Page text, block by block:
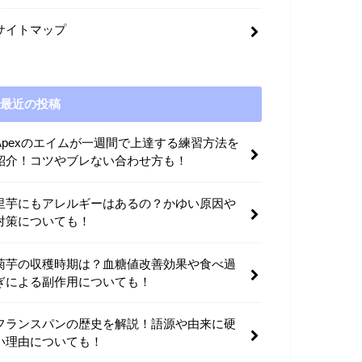
イトマップ
最近の投稿
のエイムが一週間で上達する練習方法を
介！コツやブレない合わせ方も！
芋にもアレルギーはあるの？かゆい原因や
策についても！
芋の収穫時期は？血糖値改善効果や食べ過
による副作用についても！
ランスパンの歴史を解説！語源や由来に硬
理由についても！